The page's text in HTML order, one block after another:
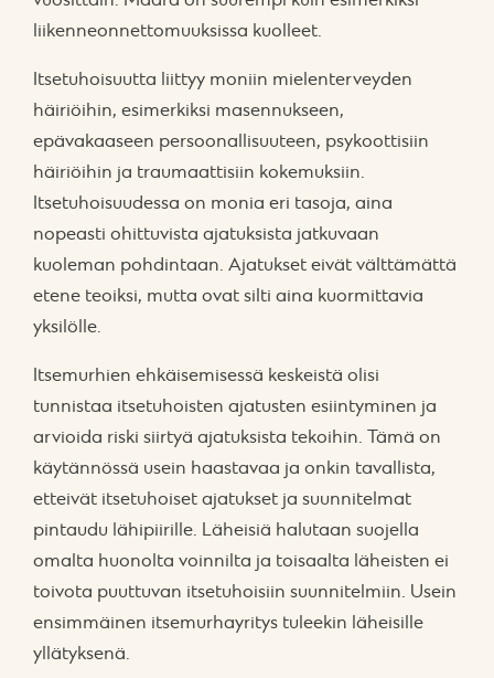
liikenneonnettomuuksissa kuolleet.
Itsetuhoisuutta liittyy moniin mielenterveyden
häiriöihin, esimerkiksi masennukseen,
epävakaaseen persoonallisuuteen, psykoottisiin
häiriöihin ja traumaattisiin kokemuksiin.
Itsetuhoisuudessa on monia eri tasoja, aina
nopeasti ohittuvista ajatuksista jatkuvaan
kuoleman pohdintaan. Ajatukset eivät välttämättä
etene teoiksi, mutta ovat silti aina kuormittavia
yksilölle.
Itsemurhien ehkäisemisessä keskeistä olisi
tunnistaa itsetuhoisten ajatusten esiintyminen ja
arvioida riski siirtyä ajatuksista tekoihin. Tämä on
käytännössä usein haastavaa ja onkin tavallista,
etteivät itsetuhoiset ajatukset ja suunnitelmat
pintaudu lähipiirille. Läheisiä halutaan suojella
omalta huonolta voinnilta ja toisaalta läheisten ei
toivota puuttuvan itsetuhoisiin suunnitelmiin. Usein
ensimmäinen itsemurhayritys tuleekin läheisille
yllätyksenä.